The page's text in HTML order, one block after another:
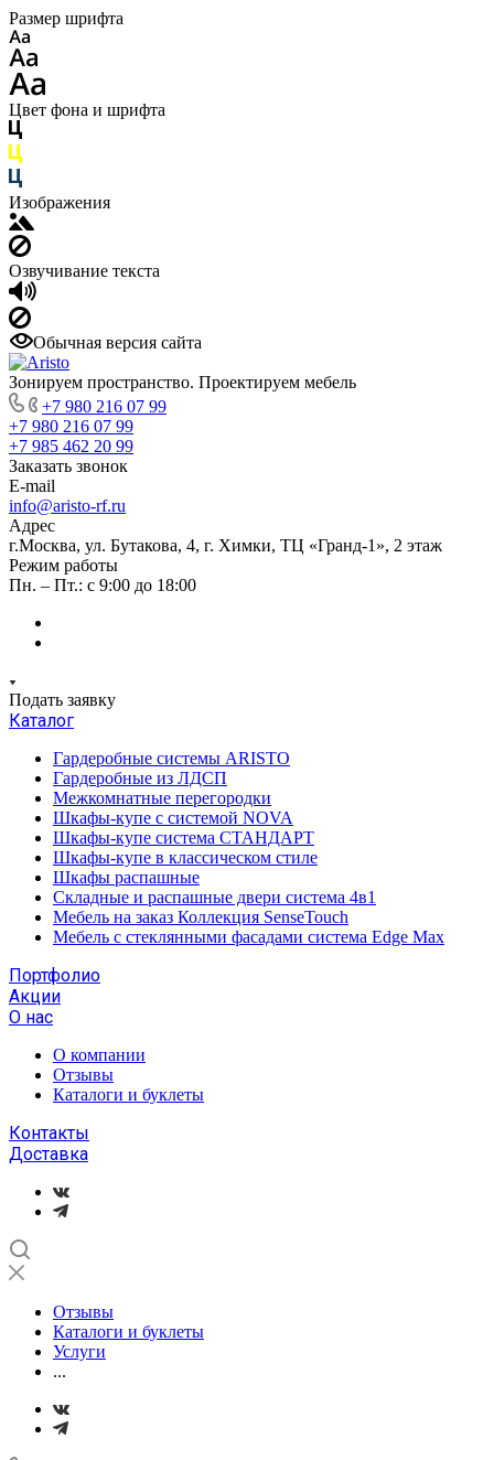
Размер шрифта
Цвет фона и шрифта
Изображения
Озвучивание текста
Обычная версия сайта
Зонируем пространство. Проектируем мебель
+7 980 216 07 99
+7 980 216 07 99
+7 985 462 20 99
Заказать звонок
E-mail
info@aristo-rf.ru
Адрес
г.Москва, ул. Бутакова, 4, г. Химки, ТЦ «Гранд-1», 2 этаж
Режим работы
Пн. – Пт.: с 9:00 до 18:00
Подать заявку
Каталог
Гардеробные системы ARISTO
Гардеробные из ЛДСП
Межкомнатные перегородки
Шкафы-купе с системой NOVA
Шкафы-купе система СТАНДАРТ
Шкафы-купе в классическом стиле
Шкафы распашные
Складные и распашные двери система 4в1
Мебель на заказ Коллекция SenseTouch
Мебель с стеклянными фасадами система Edge Max
Портфолио
Акции
О нас
О компании
Отзывы
Каталоги и буклеты
Контакты
Доставка
Отзывы
Каталоги и буклеты
Услуги
...